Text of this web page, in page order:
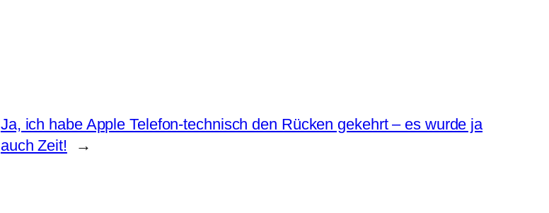
Ja, ich habe Apple Telefon-technisch den Rücken gekehrt – es wurde ja
auch Zeit!
→